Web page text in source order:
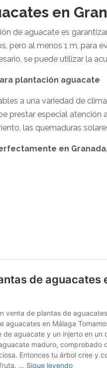
en
de aguacate es
pero al menos 1 m, para
se puede utilizar la
plantación aguacate
a una variedad de
prestar especial
las quemaduras
en Granada